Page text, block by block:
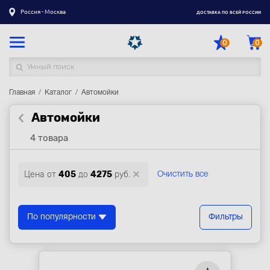
Россия - Москва ДОСТАВКА ПО ВСЕЙ РОССИИ
0 0
Каталог товаров
Регистрация|Вход
Доставка
Контакты
Акции
Главная Каталог Автомойки
Автомойки
4 товара
Цена от 405 до 4275 руб. Очистить все
По популярности Фильтры